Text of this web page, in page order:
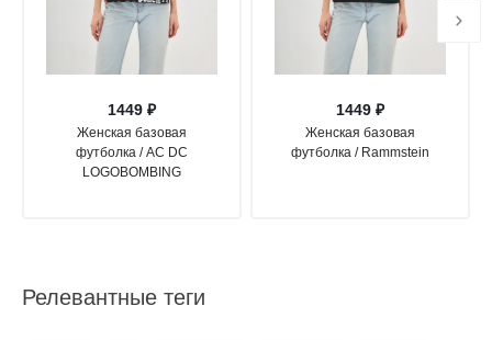
1449 ₽
Женская базовая
футболка / AC DC
LOGOBOMBING
1449 ₽
Женская базовая
футболка / Rammstein
Релевантные теги